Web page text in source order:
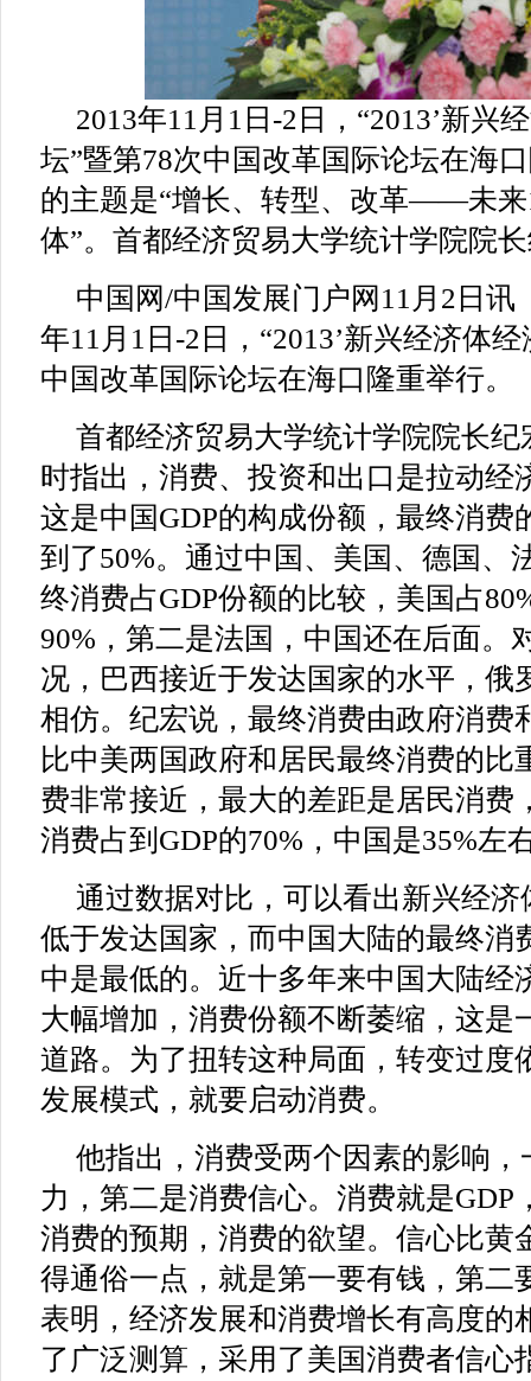
2013年11月1日-2日，“2013’新兴
坛”暨第78次中国改革国际论坛在海
的主题是“增长、转型、改革——未来
体”。首都经济贸易大学统计学院院
中国网/中国发展门户网11月2日讯
年11月1日-2日，“2013’新兴经济体
中国改革国际论坛在海口隆重举行。
首都经济贸易大学统计学院院长
时指出，消费、投资和出口是拉动经
这是中国GDP的构成份额，最终消费
到了50%。通过中国、美国、德国、
终消费占GDP份额的比较，美国占
90%，第二是法国，中国还在后面。
况，巴西接近于发达国家的水平，俄
相仿。纪宏说，最终消费由政府消费
比中美两国政府和居民最终消费的比
费非常接近，最大的差距是居民消费
消费占到GDP的70%，中国是35%左
通过数据对比，可以看出新兴经
低于发达国家，而中国大陆的最终消
中是最低的。近十多年来中国大陆经
大幅增加，消费份额不断萎缩，这是
道路。为了扭转这种局面，转变过度
发展模式，就要启动消费。
他指出，消费受两个因素的影响
力，第二是消费信心。消费就是GDP
消费的预期，消费的欲望。信心比黄
得通俗一点，就是第一要有钱，第二
表明，经济发展和消费增长有高度的
了广泛测算，采用了美国消费者信心